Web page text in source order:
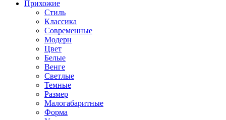
Прихожие
Стиль
Классика
Современные
Модерн
Цвет
Белые
Венге
Светлые
Темные
Размер
Малогабаритные
Форма